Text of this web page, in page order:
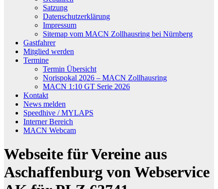
Satzung
Datenschutzerklärung
Impressum
Sitemap vom MACN Zollhausring bei Nürnberg
Gastfahrer
Mitglied werden
Termine
Termin Übersicht
Norispokal 2026 – MACN Zollhausring
MACN 1:10 GT Serie 2026
Kontakt
News melden
Speedhive / MYLAPS
Interner Bereich
MACN Webcam
Webseite für Vereine aus
Aschaffenburg von Webservice